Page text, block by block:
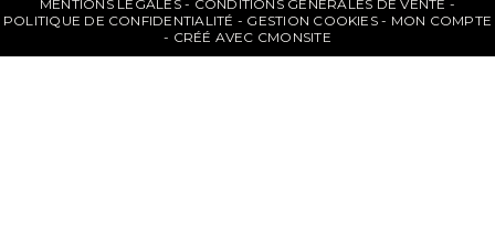
MENTIONS LÉGALES
CONDITIONS GÉNÉRALES DE VENTE
POLITIQUE DE CONFIDENTIALITÉ
GESTION COOKIES
MON COMPTE
CRÉÉ AVEC CMONSITE